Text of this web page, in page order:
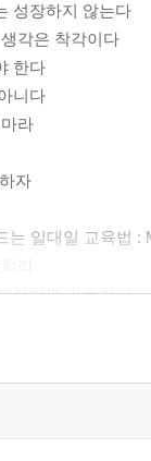
성장하지 않는다
각은 착각이다
한다
니다
라
자
는 일대일 교육법 :
복하여 가르쳐라
라
라